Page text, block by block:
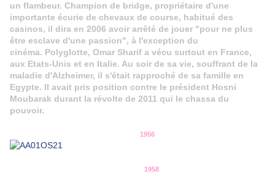
un flambeur. Champion de bridge, propriétaire d'une
importante écurie de chevaux de course, habitué des
casinos, il dira en 2006 avoir arrêté de jouer "pour ne plus
être esclave d'une passion", à l'exception du
cinéma. Polyglotte, Omar Sharif a vécu surtout en France,
aux Etats-Unis et en Italie. Au soir de sa vie, souffrant de la
maladie d'Alzheimer, il s'était rapproché de sa famille en
Egypte. Il avait pris position contre le président Hosni
Moubarak durant la révolte de 2011 qui le chassa du
pouvoir.
1956
1958